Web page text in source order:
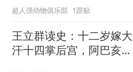
超人强动物俱乐部 1跟贴
王立群读史：十二岁嫁大
汗十四掌后宫，阿巴亥为